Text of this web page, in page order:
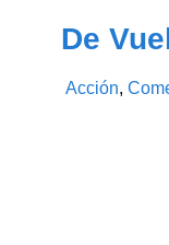
De
Acción,